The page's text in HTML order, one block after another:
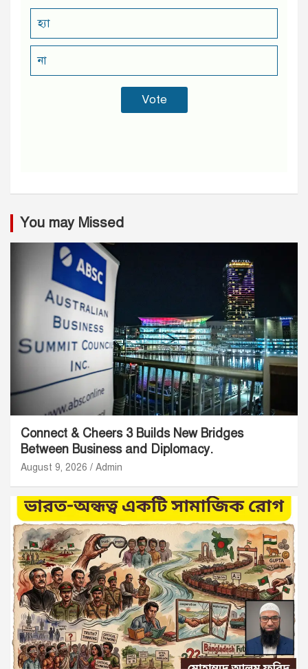
হ্যা
না
You may Missed
Connect & Cheers 3 Builds New Bridges
Between Business and Diplomacy.
August 9, 2026 Admin